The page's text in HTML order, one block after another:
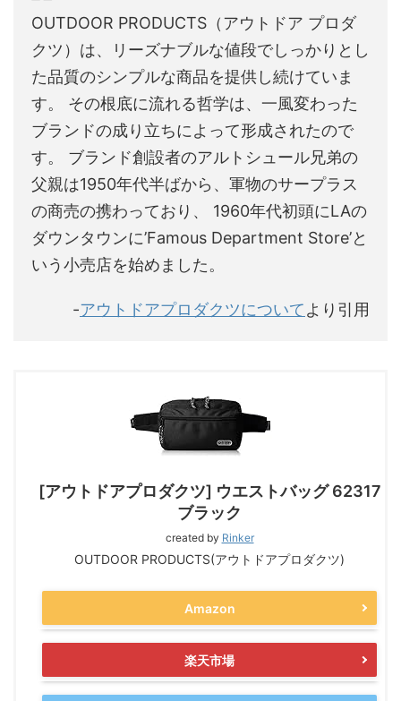
OUTDOOR PRODUCTS（アウトドア プロダ
クツ）は、リーズナブルな値段でしっかりとし
た品質のシンプルな商品を提供し続けていま
す。 その根底に流れる哲学は、一風変わった
ブランドの成り立ちによって形成されたので
す。 ブランド創設者のアルトシュール兄弟の
父親は1950年代半ばから、軍物のサープラス
の商売の携わっており、 1960年代初頭にLAの
ダウンタウンに’Famous Department Store’と
いう小売店を始めました。
-アウトドアプロダクツについてより引用
[アウトドアプロダクツ] ウエストバッグ 62317
ブラック
created by Rinker
OUTDOOR PRODUCTS(アウトドアプロダクツ)
Amazon
楽天市場